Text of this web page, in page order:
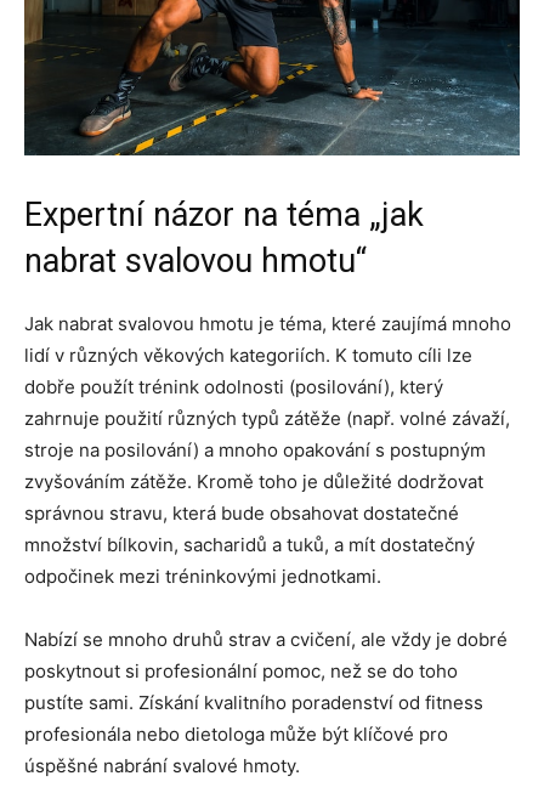
Expertní názor na téma „jak
nabrat svalovou hmotu“
Jak nabrat svalovou hmotu je téma, které zaujímá mnoho
lidí v různých věkových kategoriích. K tomuto cíli lze
dobře použít trénink odolnosti (posilování), který
zahrnuje použití různých typů zátěže (např. volné závaží,
stroje na posilování) a mnoho opakování s postupným
zvyšováním zátěže. Kromě toho je důležité dodržovat
správnou stravu, která bude obsahovat dostatečné
množství bílkovin, sacharidů a tuků, a mít dostatečný
odpočinek mezi tréninkovými jednotkami.
Nabízí se mnoho druhů strav a cvičení, ale vždy je dobré
poskytnout si profesionální pomoc, než se do toho
pustíte sami. Získání kvalitního poradenství od fitness
profesionála nebo dietologa může být klíčové pro
úspěšné nabrání svalové hmoty.